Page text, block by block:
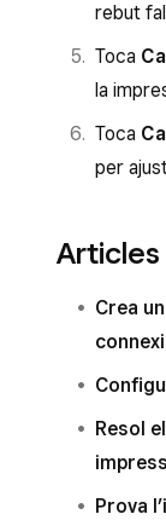
Crea o
Toca
rebut
Toca
la
Toca
per
Articles
Crea
Resol
Prova